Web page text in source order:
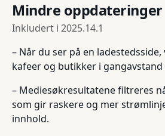
Mindre oppdateringer
Inkludert i 2025.14.1
– Når du ser på en
kafeer og butikker i gangavstand
– Mediesøkresultatene filtreres
som gir raskere og mer
innhold.